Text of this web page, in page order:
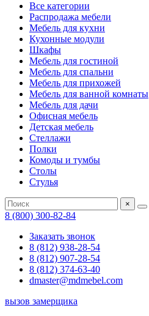
Все категории
Распродажа мебели
Мебель для кухни
Кухонные модули
Шкафы
Мебель для гостиной
Мебель для спальни
Мебель для прихожей
Мебель для ванной комнаты
Мебель для дачи
Офисная мебель
Детская мебель
Стеллажи
Полки
Комоды и тумбы
Столы
Стулья
×
8 (800) 300-82-84
Заказать звонок
8 (812) 938-28-54
8 (812) 907-28-54
8 (812) 374-63-40
dmaster@mdmebel.com
вызов замерщика